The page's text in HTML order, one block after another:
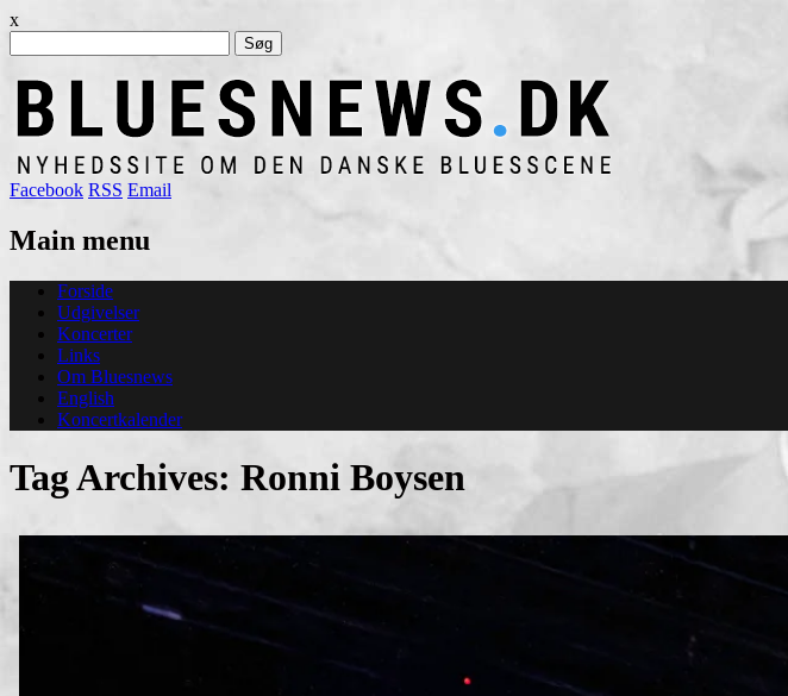
x
efter:
Facebook RSS Email
Main menu
Skip
content
Forside
Udgivelser
Koncerter
Links
Om Bluesnews
English
Koncertkalender
Tag Archives: Ronni Boysen